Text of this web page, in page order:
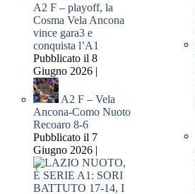
A2 F – playoff, la
Cosma Vela Ancona
vince gara3 e
conquista l’A1
Pubblicato il 8
Giugno 2026 |
A2 F – Vela
Ancona-Como Nuoto
Recoaro 8-6
Pubblicato il 7
Giugno 2026 |